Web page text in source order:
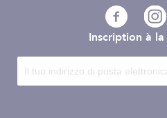
Inscription à